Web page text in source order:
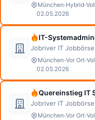
München·Hybrid·
02.05.2026
IT-
Jobriver IT Jobbörse
München·Vor Ort·
02.05.2026
Quereinstieg IT
Jobriver IT Jobbörse
München·Vor Ort·